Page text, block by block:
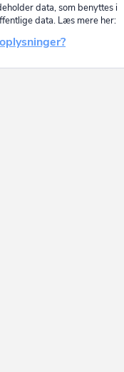
data, som benyttes i
data. Læs mere her: